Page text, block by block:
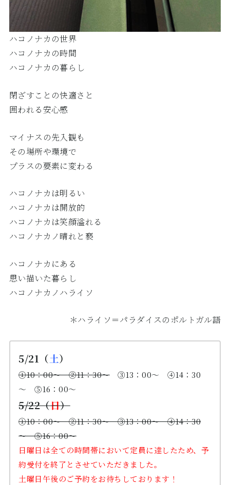
ハコノナカの世界
ハコノナカの時間
ハコノナカの暮らし
閉ざすことの快適さと
囲われる安心感
マイナスの先入観も
その場所や環境で
プラスの要素に変わる
ハコノナカは明るい
ハコノナカは開放的
ハコノナカは笑顔溢れる
ハコノナカノ晴れと褻
ハコノナカにある
思い描いた暮らし
ハコノナカノハライソ
＊ハライソ＝パラダイスのポルトガル語
5/21（土）
①10：00～ ②11：30～③13：00～ ④14：30
～ ⑤16：00～
5/22（日）
①10：00～ ②11：30～ ③13：00～ ④14：30
～ ⑤16：00～
日曜日は全ての時間帯において定員に達したため、予
約受付を終了とさせていただきました。
土曜日午後のご予約をお待ちしております！